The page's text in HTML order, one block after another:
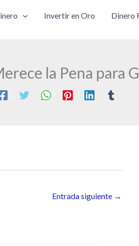
Invertir en Oro Dinero
la Pena para
Entrada siguiente →